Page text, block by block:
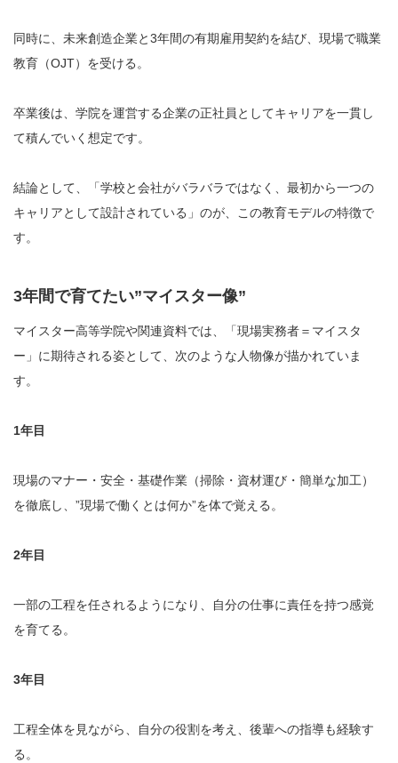
同時に、未来創造企業と3年間の有期雇用契約を結び、現場で職業
教育（OJT）を受ける。
卒業後は、学院を運営する企業の正社員としてキャリアを一貫し
て積んでいく想定です。
結論として、「学校と会社がバラバラではなく、最初から一つの
キャリアとして設計されている」のが、この教育モデルの特徴で
す。
3年間で育てたい”マイスター像”
マイスター高等学院や関連資料では、「現場実務者＝マイスタ
ー」に期待される姿として、次のような人物像が描かれていま
す。
1年目
現場のマナー・安全・基礎作業（掃除・資材運び・簡単な加工）
を徹底し、”現場で働くとは何か”を体で覚える。
2年目
一部の工程を任されるようになり、自分の仕事に責任を持つ感覚
を育てる。
3年目
工程全体を見ながら、自分の役割を考え、後輩への指導も経験す
る。